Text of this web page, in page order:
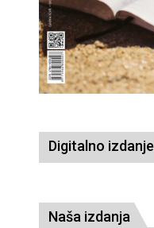
Digitalno izdanje
Naša izdanja